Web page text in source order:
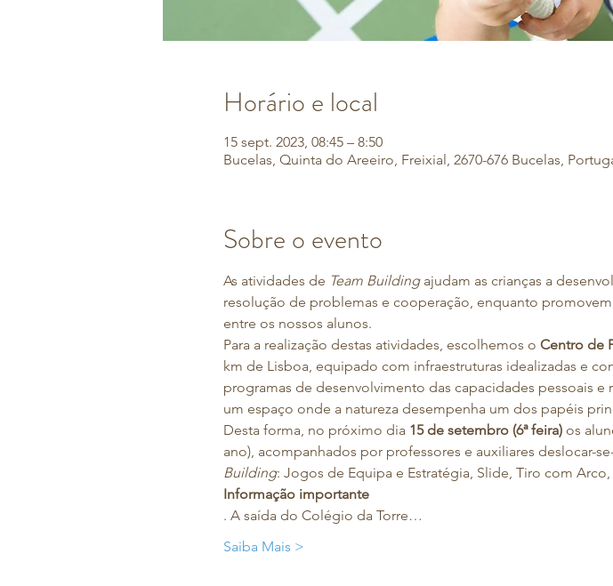
Horário e local
15 sept. 2023, 08:45 – 8:50
Bucelas, Quinta do Areeiro, Freixial, 2670-676 Bucelas,
Sobre o evento
As atividades de Team Building ajudam as crianças a
resolução de problemas e cooperação, enquanto
entre os nossos alunos.
Para a realização destas atividades, escolhemos o Centro de
km de Lisboa, equipado com infraestruturas idealizadas e
programas de desenvolvimento das capacidades pessoais
um espaço onde a natureza desempenha um dos papéis
Desta forma, no próximo dia 15 de setembro (6ª feira) os
ano), acompanhados por professores e auxiliares deslocar-
Building: Jogos de Equipa e Estratégia, Slide, Tiro com
Informação importante
. A saída do Colégio da Torre…
Saiba Mais >